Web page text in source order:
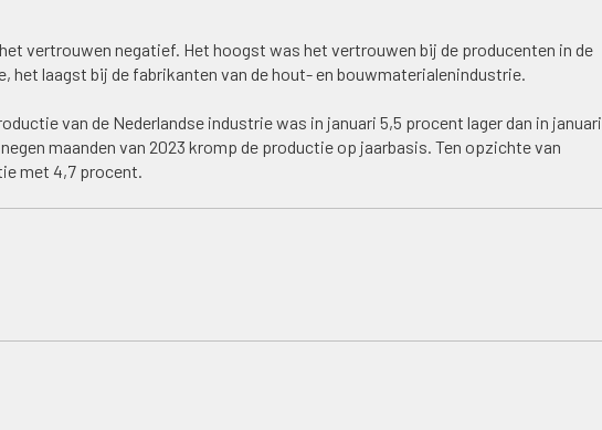
vertrouwen negatief. Het hoogst was het vertrouwen bij de producenten in de
het laagst bij de fabrikanten van de hout- en bouwmaterialenindustrie.
van de Nederlandse industrie was in januari 5,5 procent lager dan in januari
maanden van 2023 kromp de productie op jaarbasis. Ten opzichte van
met 4,7 procent.